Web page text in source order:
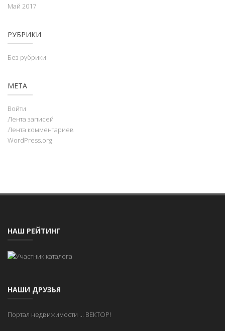
Май 2017
РУБРИКИ
Без рубрики
МЕТА
Войти
Лента записей
Лента комментариев
WordPress.org
НАШ РЕЙТИНГ
НАШИ ДРУЗЬЯ
Портал недвижимости ... ВЕКТОР!